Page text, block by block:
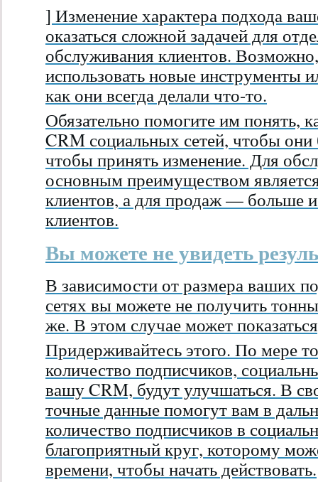
] Изменение характера подхода
оказаться сложной задачей для
обслуживания клиентов.
использовать новые инструменты
как они всегда делали что-то.
Обязательно помогите им понять,
CRM социальных сетей, чтобы
чтобы принять изменение. Для
основным преимуществом
клиентов, а для продаж — больше
клиентов.
Вы можете не увидеть
В зависимости от размера ваших
сетях вы можете не получить
же. В этом случае может
Придерживайтесь этого. По мере
количество подписчиков,
вашу CRM, будут улучшаться. В
точные данные помогут вам в
количество подписчиков в
благоприятный круг, которому
времени, чтобы начать действовать.